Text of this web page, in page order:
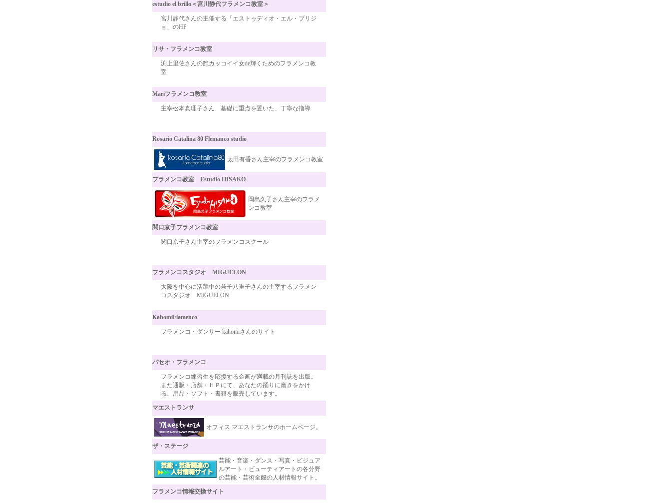
estudio el brillo＜宮川静代フラメンコ教室＞
宮川静代さんの主催する「エストゥディオ・エル・ブリジ
ョ」のHP
リサ・フラメンコ教室
渕上里佐さんの艶カッコイイ女de輝くためのフラメンコ教
室
Mariフラメンコ教室
主宰松本真理子さん 基礎に重点を置いた、丁寧な指導
Rosario Catalina 80 Flemanco studio
太田有香さん主宰のフラメンコ教室
フラメンコ教室 Estudio HISAKO
岡島久子さん主宰のフラメ
ンコ教室
関口京子フラメンコ教室
関口京子さん主宰のフラメンコスクール
フラメンコスタジオ MIGUELON
大阪を中心に活躍中の兼子八重子さんの主宰するフラメン
コスタジオ MIGUELON
KahomiFlamenco
フラメンコ・ダンサー kahomiさんのサイト
パセオ・フラメンコ
フラメンコ練習生を応援する企画が満載の月刊誌を出版。
また通販・店舗・ＨＰにて、あなたの踊りに磨きをかけ
る、用品・ソフト・書籍を販売しています。
マエストランサ
オフィス マエストランサのホームページ。
ザ・ステージ
芸能・音楽・ダンス・写真・ビジュア
ルアート・ビューティアートの各分野
の芸能・芸術全般の人材情報サイト。
フラメンコ情報交換サイト